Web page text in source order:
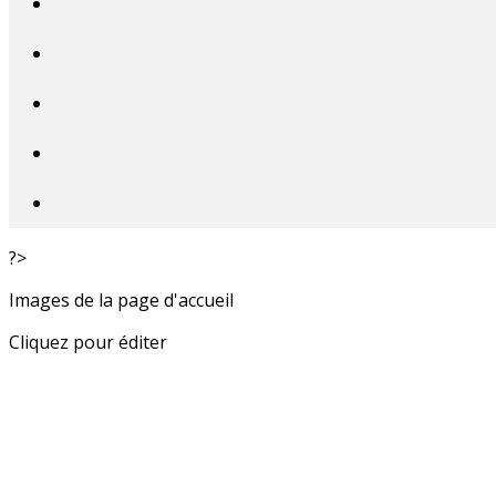
?>
Images de la page d'accueil
Cliquez pour éditer